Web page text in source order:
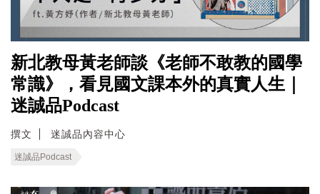
新北教母黃老師談《老師不敢教的國學
常識》，看見國文課本外的真實人生｜
迷誠品Podcast
撰文 迷誠品內容中心
迷誠品Podcast